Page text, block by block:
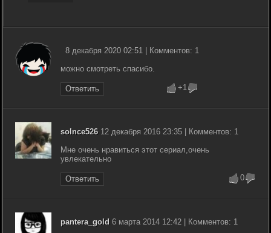
8 декабря 2020 02:51 | Комментов: 1
можно смотреть спасибо.
Ответить +1
solnce52612 декабря 2016 23:35 | Комментов: 1
Мне очень нравиться этот сериал,очень
увлекательно
Ответить 0
pantera_gold 6 марта 2014 12:42 | Комментов: 1